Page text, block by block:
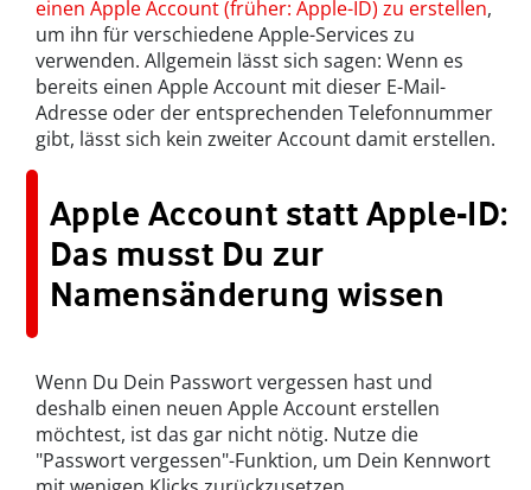
einen Apple Account (früher: Apple-ID) zu erstellen,
um ihn für verschiedene Apple-Services zu
verwenden. Allgemein lässt sich sagen: Wenn es
bereits einen Apple Account mit dieser E-Mail-
Adresse oder der entsprechenden Telefonnummer
gibt, lässt sich kein zweiter Account damit erstellen.
Apple Account statt Apple-ID:
Das musst Du zur
Namensänderung wissen
Wenn Du Dein Passwort vergessen hast und
deshalb einen neuen Apple Account erstellen
möchtest, ist das gar nicht nötig. Nutze die
"Passwort vergessen"-Funktion, um Dein Kennwort